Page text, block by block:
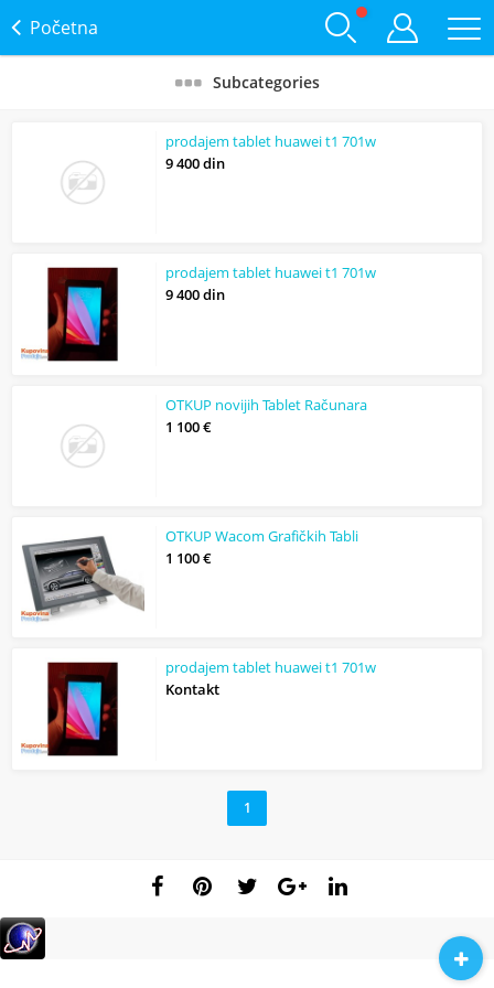
Početna
Subcategories
prodajem tablet huawei t1 701w
9 400 din
prodajem tablet huawei t1 701w
9 400 din
OTKUP novijih Tablet Računara
1 100 €
OTKUP Wacom Grafičkih Tabli
1 100 €
prodajem tablet huawei t1 701w
Kontakt
1